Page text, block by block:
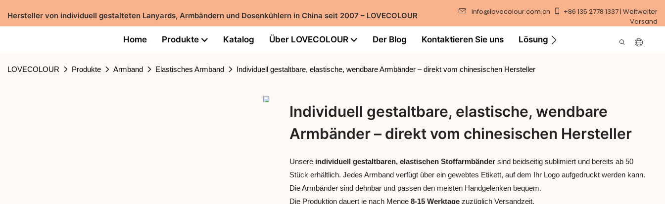
Hersteller von individuell gestalteten Lanyards, Armbändern und Dosenkühlern in China seit 2007 – LOVECOLOUR info@lovecolour.com.cn
+86 135 2778 1337 | Weltweiter
Versand
Home Produkte Katalog Über LOVECOLOUR Der Blog Kontaktieren Sie uns Lösung
LOVECOLOUR Produkte Armband Elastisches Armband Individuell gestaltbare, elastische, wendbare Armbänder – direkt vom chinesischen Hersteller
Individuell gestaltbare, elastische, wendbare
Armbänder – direkt vom chinesischen Hersteller
Unsere individuell gestaltbaren, elastischen Stoffarmbänder sind beidseitig sublimiert und bereits ab 50
Stück erhältlich. Jedes Armband verfügt über ein gewebtes Etikett, auf dem Ihr Logo aufgedruckt werden kann.
Die Armbänder sind dehnbar und passen den meisten Handgelenken bequem.
Die Produktion dauert je nach Menge 8-15 Werktage zuzüglich Versandzeit.